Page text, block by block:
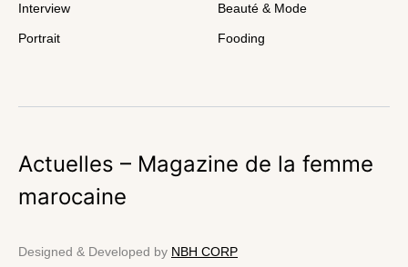
Interview
Portrait
Beauté & Mode
Fooding
Actuelles – Magazine de la femme
marocaine
Designed & Developed by NBH CORP